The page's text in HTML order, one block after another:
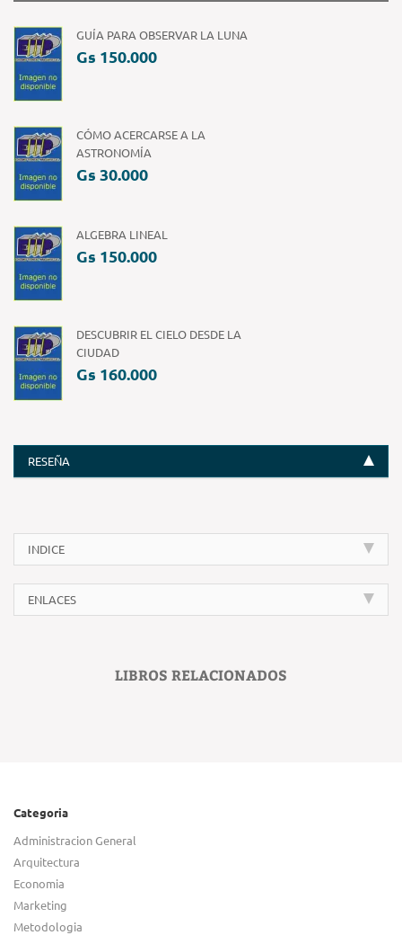
GUÍA PARA OBSERVAR LA LUNA
Gs 150.000
CÓMO ACERCARSE A LA
ASTRONOMÍA
Gs 30.000
ALGEBRA LINEAL
Gs 150.000
DESCUBRIR EL CIELO DESDE LA
CIUDAD
Gs 160.000
RESEÑA
INDICE
ENLACES
LIBROS RELACIONADOS
Categoria
Administracion General
Arquitectura
Economia
Marketing
Metodologia